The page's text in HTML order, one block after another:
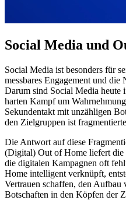
Social Media und
Social Media ist besonders für
messbares Engagement und
Darum sind Social Media
harten Kampf um
Sekundentakt mit unzähligen
den Zielgruppen ist
Die Antwort auf diese
(Digital) Out of Home liefert die
die digitalen Kampagnen oft
Home intelligent verknüpft,
Vertrauen schaffen, den
Botschaften in den Köpfen der